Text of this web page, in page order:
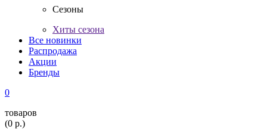
Сезоны
Хиты сезона
Все новинки
Распродажа
Акции
Бренды
0
товаров
(0 р.)